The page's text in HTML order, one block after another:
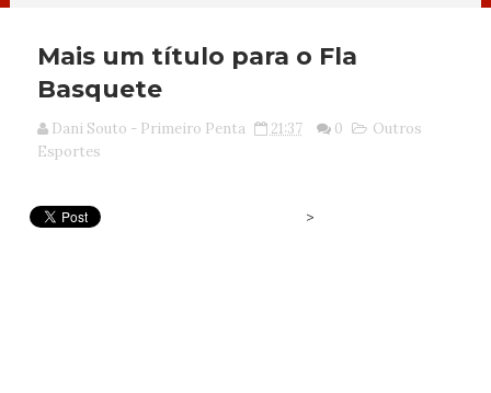
Mais um título para o Fla
Basquete
Dani Souto - Primeiro Penta 21:37 0
Outros
Esportes
>